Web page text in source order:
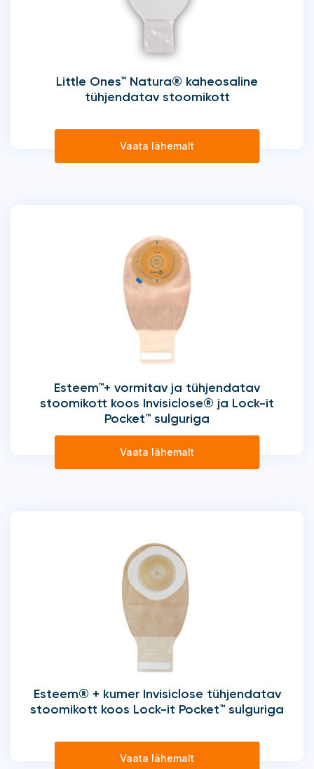
Little Ones™ Natura® kaheosaline
tühjendatav stoomikott
Vaata lähemalt
Esteem™+ vormitav ja tühjendatav
stoomikott koos Invisiclose® ja Lock-it
Pocket™ sulguriga
Vaata lähemalt
Esteem® + kumer Invisiclose tühjendatav
stoomikott koos Lock-it Pocket™ sulguriga
Vaata lähemalt